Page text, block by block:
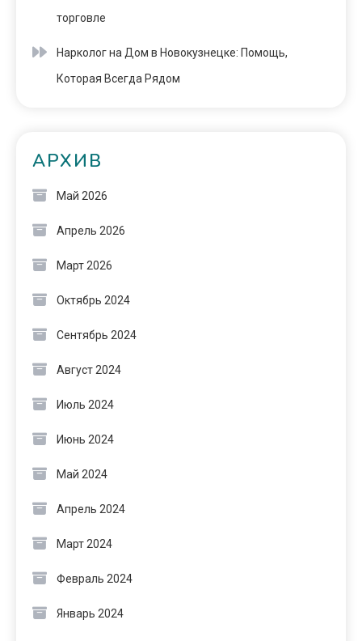
торговле
Нарколог на Дом в Новокузнецке: Помощь,
Которая Всегда Рядом
АРХИВ
Май 2026
Апрель 2026
Март 2026
Октябрь 2024
Сентябрь 2024
Август 2024
Июль 2024
Июнь 2024
Май 2024
Апрель 2024
Март 2024
Февраль 2024
Январь 2024